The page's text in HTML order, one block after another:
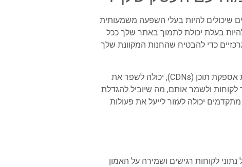
שיכולים להיות בעלי השפעה משמעותית
בעלת יכולת לתמוך באתר שלך ככל
כדי להבטיח שהחנות המקוונת שלך
בחירה בתוכנית אירוח המציעה תכונות ביצועים גבוהים, כגון זמני טעינה מהירים, תשתית שרת יעילה ורשתות אספקת תוכן (CDNs), יכולה לשפר את
לקוחות ולשמר אותם, מה שיוביל להגדלת
יכולה לעזור לייעל את פעולות
לקוחות רגישים ושמירה על האמון